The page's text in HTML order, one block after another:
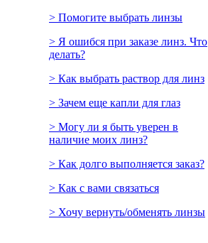
> Помогите выбрать линзы
> Я ошибся при заказе линз. Что
делать?
> Как выбрать раствор для линз
> Зачем еще капли для глаз
> Могу ли я быть уверен в
наличие моих линз?
> Как долго выполняется заказ?
> Как с вами связаться
> Хочу вернуть/обменять линзы